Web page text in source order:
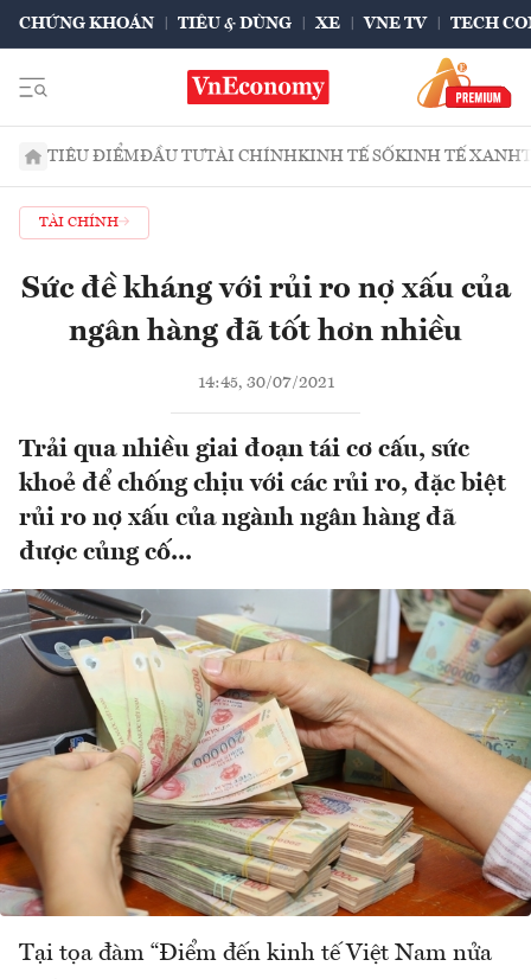
CHỨNG KHOÁN TIÊU & DÙNG XE VNE TV TECH
TIÊU ĐIỂMĐẦU TƯTÀI CHÍNHKINH TẾ SỐKINH TẾ XANH
TÀI CHÍNH
Sức đề kháng với rủi ro nợ xấu của
ngân hàng đã tốt hơn nhiều
14:45, 30/07/2021
Trải qua nhiều giai đoạn tái cơ cấu, sức
khoẻ để chống chịu với các rủi ro, đặc biệt
rủi ro nợ xấu của ngành ngân hàng đã
được củng cố...
Tại tọa đàm “Điểm đến kinh tế Việt Nam nửa